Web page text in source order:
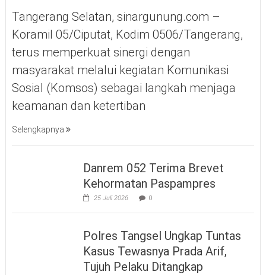
Tangerang Selatan, sinargunung.com –
Koramil 05/Ciputat, Kodim 0506/Tangerang,
terus memperkuat sinergi dengan
masyarakat melalui kegiatan Komunikasi
Sosial (Komsos) sebagai langkah menjaga
keamanan dan ketertiban
Selengkapnya
Danrem 052 Terima Brevet
Kehormatan Paspampres
25 Juli 2026 0
Polres Tangsel Ungkap Tuntas
Kasus Tewasnya Prada Arif,
Tujuh Pelaku Ditangkap